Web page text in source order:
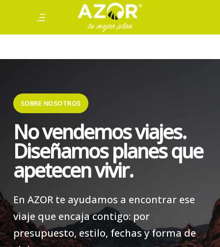
SOBRE NOSOTROS
No vendemos viajes.
Diseñamos planes que
apetecen vivir.
En AZOR te ayudamos a encontrar ese
viaje que encaja contigo: por
presupuesto, estilo, fechas y forma de